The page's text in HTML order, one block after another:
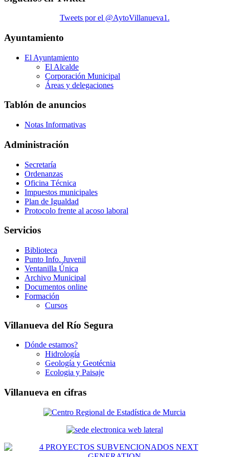
Tweets por el @AytoVillanueva1.
Ayuntamiento
El Ayuntamiento
El Alcalde
Corporación Municipal
Áreas y delegaciones
Tablón de anuncios
Notas Informativas
Administración
Secretaría
Ordenanzas
Oficina Técnica
Impuestos municipales
Plan de Igualdad
Protocolo frente al acoso laboral
Servicios
Biblioteca
Punto Info. Juvenil
Ventanilla Única
Archivo Municipal
Documentos online
Formación
Cursos
Villanueva del Río Segura
Dónde estamos?
Hidrología
Geología y Geotécnia
Ecologia y Paisaje
Villanueva en cifras